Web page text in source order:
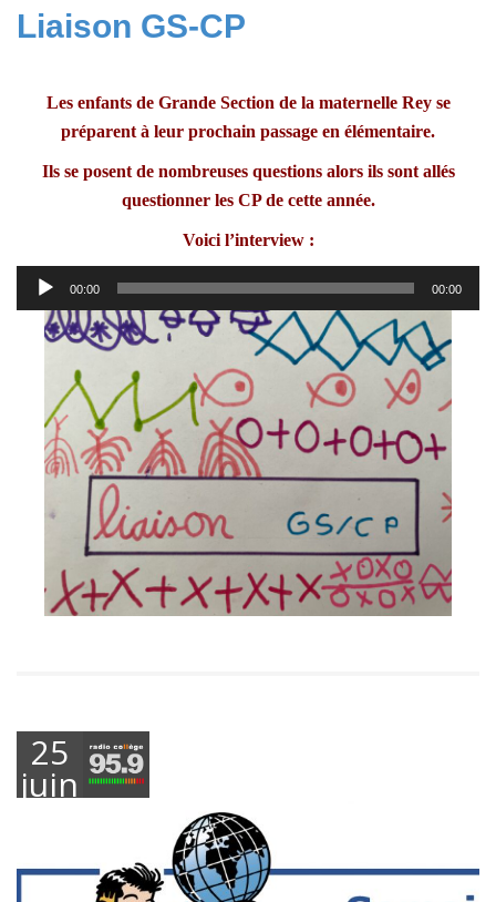
Liaison GS-CP
Les enfants de Grande Section de la maternelle Rey se
préparent à leur prochain passage en élémentaire.
Ils se posent de nombreuses questions alors ils sont allés
questionner les CP de cette année.
Voici l’interview :
Lecteur
audio
00:00 00:00
25
juin